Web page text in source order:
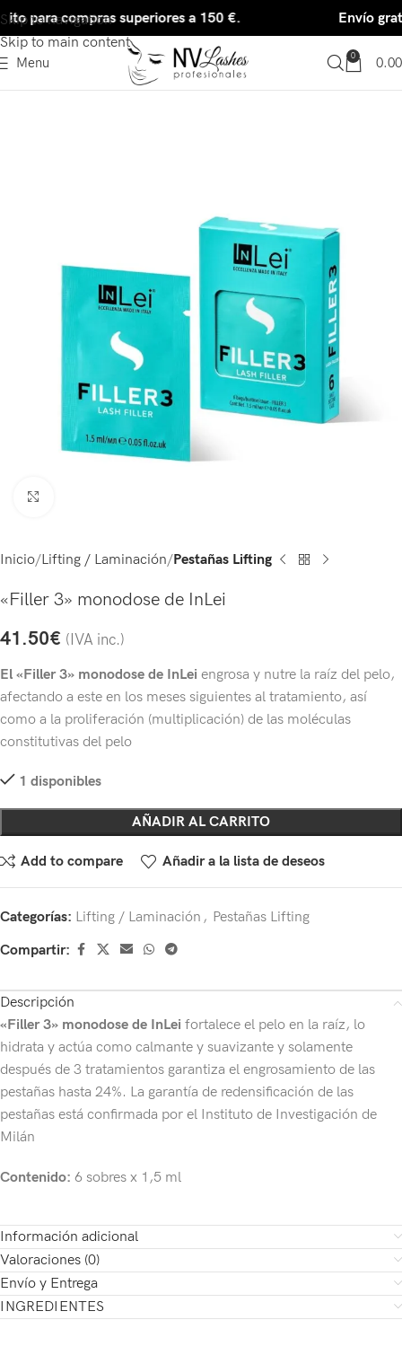
Skip to navigation
Skip to main content
para compras superiores a 150 €. Envío
Menu 0 0.00
Inicio Lifting / Laminación Pestañas Lifting
«Filler 3» monodose de InLei
41.50€ (IVA inc.)
El «Filler 3» monodose de InLei engrosa y nutre la raíz del pelo,
afectando a este en los meses siguientes al tratamiento, así
como a la proliferación (multiplicación) de las moléculas
constitutivas del pelo
1 disponibles
AÑADIR AL CARRITO
Add to compare Añadir a la lista de deseos
Categorías: Lifting / Laminación , Pestañas Lifting
Compartir:
Descripción
«Filler 3» monodose de InLei fortalece el pelo en la raíz, lo
hidrata y actúa como calmante y suavizante y solamente
después de 3 tratamientos garantiza el engrosamiento de las
pestañas hasta 24%. La garantía de redensificación de las
pestañas está confirmada por el Instituto de Investigación de
Milán
Contenido: 6 sobres x 1,5 ml
Información adicional
Valoraciones (0)
Envío y Entrega
INGREDIENTES